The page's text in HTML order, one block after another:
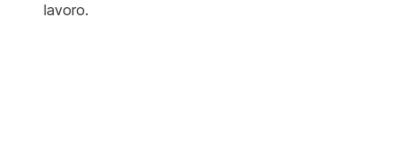
lavoro.